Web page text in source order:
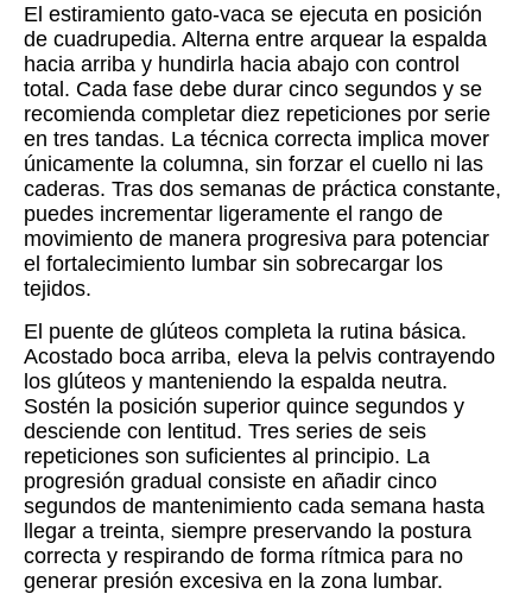
El estiramiento gato-vaca se ejecuta en posición
de cuadrupedia. Alterna entre arquear la espalda
hacia arriba y hundirla hacia abajo con control
total. Cada fase debe durar cinco segundos y se
recomienda completar diez repeticiones por serie
en tres tandas. La técnica correcta implica mover
únicamente la columna, sin forzar el cuello ni las
caderas. Tras dos semanas de práctica constante,
puedes incrementar ligeramente el rango de
movimiento de manera progresiva para potenciar
el fortalecimiento lumbar sin sobrecargar los
tejidos.
El puente de glúteos completa la rutina básica.
Acostado boca arriba, eleva la pelvis contrayendo
los glúteos y manteniendo la espalda neutra.
Sostén la posición superior quince segundos y
desciende con lentitud. Tres series de seis
repeticiones son suficientes al principio. La
progresión gradual consiste en añadir cinco
segundos de mantenimiento cada semana hasta
llegar a treinta, siempre preservando la postura
correcta y respirando de forma rítmica para no
generar presión excesiva en la zona lumbar.